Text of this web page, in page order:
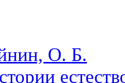
О. Б.